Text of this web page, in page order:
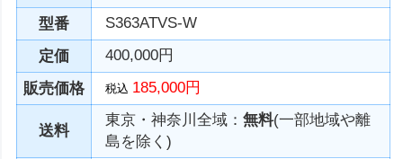
型番
S363ATVS-W
定価
400,000円
販売価格
税込 185,000円
送料
東京・神奈川全域：無料(一部地域や離
島を除く)